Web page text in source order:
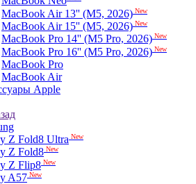
MacBook Air 13'' (M5, 2026) New
MacBook Air 15'' (M5, 2026) New
MacBook Pro 14'' (M5 Pro, 2026) New
MacBook Pro 16'' (M5 Pro, 2026) New
MacBook Pro
MacBook Air
Apple
Z Fold8 Ultra New
Z Fold8 New
Z Flip8 New
A57 New